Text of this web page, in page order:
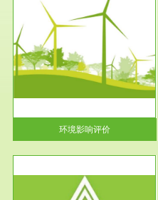
环境影响评价
服务范围
环保竣工验收
根据《建设项目环境保护管理条
例》第十七条 编制环境影响报
告书、...